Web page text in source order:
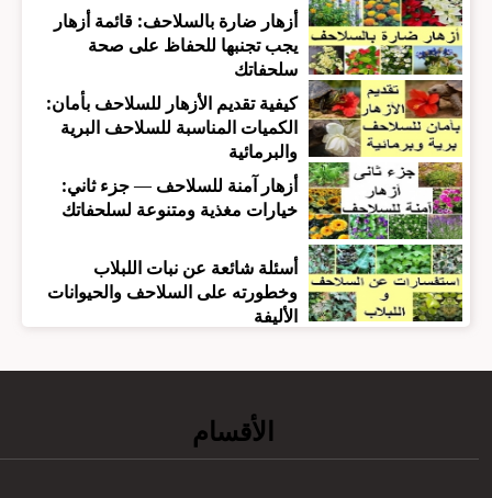
أزهار ضارة بالسلاحف: قائمة أزهار
يجب تجنبها للحفاظ على صحة
سلحفاتك
كيفية تقديم الأزهار للسلاحف بأمان:
الكميات المناسبة للسلاحف البرية
والبرمائية
أزهار آمنة للسلاحف — جزء ثاني:
خيارات مغذية ومتنوعة لسلحفاتك
أسئلة شائعة عن نبات اللبلاب
وخطورته على السلاحف والحيوانات
الأليفة
الأقسام